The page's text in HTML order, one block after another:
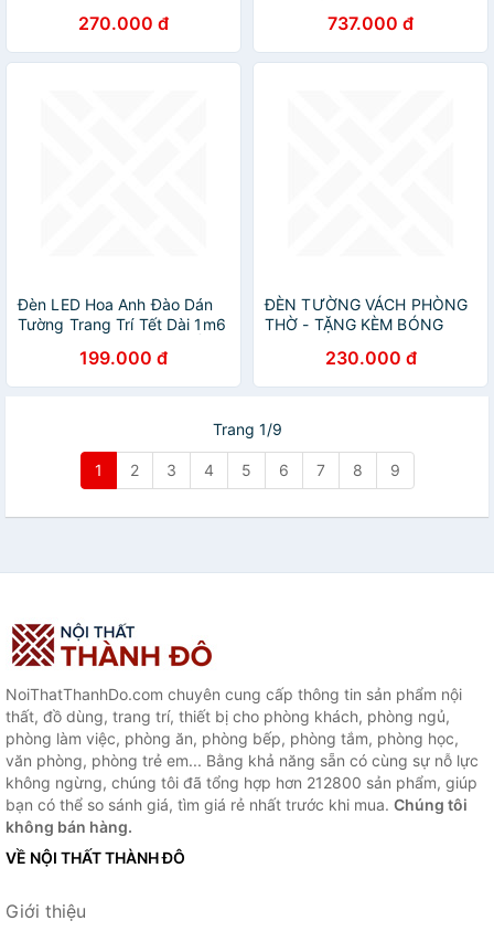
270.000 đ
TƯỜNG PHÒNG KHÁCH /
PHÒNG NGỦ / ĐÈN TRANG
TRÍ NHÀ HÀNG KHÁCH SẠN
737.000 đ
Đèn LED Hoa Anh Đào Dán
Tường Trang Trí Tết Dài 1m6
Đèn Decor Phòng Khách
Phòng Ngủ Tặng Băng Dính
199.000 đ
ĐÈN TƯỜNG VÁCH PHÒNG
THỜ - TẶNG KÈM BÓNG
230.000 đ
Trang 1/9
1 2 3 4 5 6 7 8 9
NoiThatThanhDo.com chuyên cung cấp thông tin sản phẩm nội
thất, đồ dùng, trang trí, thiết bị cho phòng khách, phòng ngủ,
phòng làm việc, phòng ăn, phòng bếp, phòng tắm, phòng học,
văn phòng, phòng trẻ em... Bằng khả năng sẵn có cùng sự nỗ lực
không ngừng, chúng tôi đã tổng hợp hơn 212800 sản phẩm, giúp
bạn có thể so sánh giá, tìm giá rẻ nhất trước khi mua. Chúng tôi
không bán hàng.
VỀ NỘI THẤT THÀNH ĐÔ
Giới thiệu